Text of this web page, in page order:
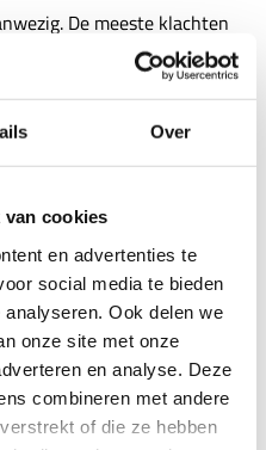
Over
van cookies
en advertenties te
social media te bieden
Ook delen we
onze site met onze
en analyse. Deze
combineren met andere
of die ze hebben
De meeste klachten
elleboog en de knie.
de slijmbeurs
een val beschadigd worden
kan men meestal
de slijmbeurs, waarna een
is het, wanneer de
of geïrriteerd raakt.
met vochtophoping